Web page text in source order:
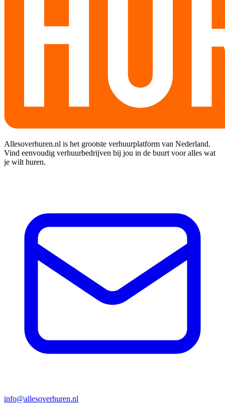
Allesoverhuren.nl is het grootste verhuurplatform van Nederland.
Vind eenvoudig verhuurbedrijven bij jou in de buurt voor alles wat
je wilt huren.
info@allesoverhuren.nl